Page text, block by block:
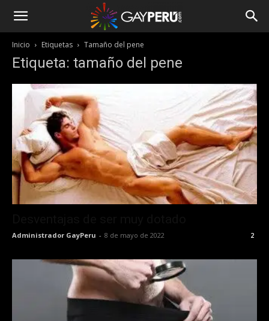
Inicio Etiquetas Tamaño del pene
Etiqueta: tamaño del pene
Administrador GayPeru - 8 de mayo de 2022 2